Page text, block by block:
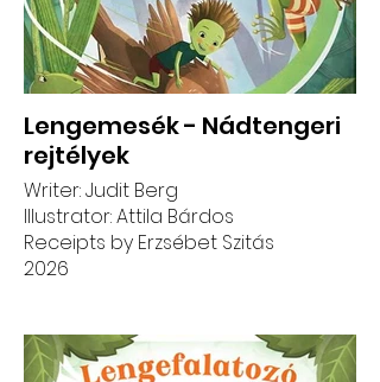
Lengemesék - Nádtengeri
rejtélyek
Writer: Judit Berg
Illustrator: Attila Bárdos
Receipts by Erzsébet Szitás
2026